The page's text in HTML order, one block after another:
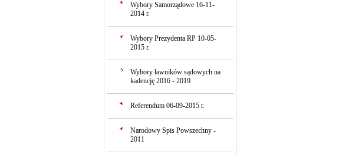
Wybory Samorządowe 16-11-
2014 r.
Wybory Prezydenta RP 10-05-
2015 r.
Wybory ławników sądowych na
kadencję 2016 - 2019
Referendum 06-09-2015 r.
Narodowy Spis Powszechny -
2011